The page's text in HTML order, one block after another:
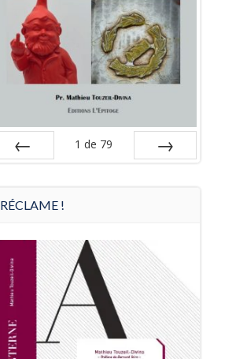
1 de 79
RÉCLAME !